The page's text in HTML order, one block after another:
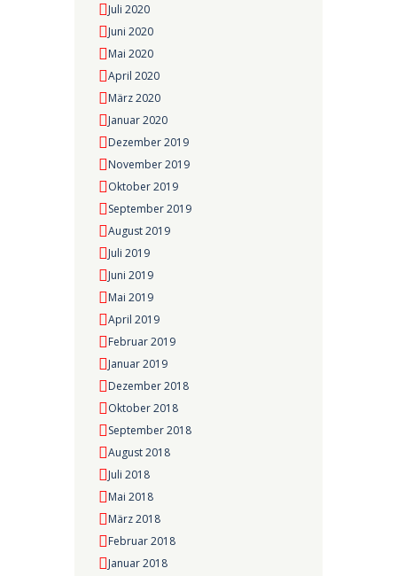
Juli 2020
Juni 2020
Mai 2020
April 2020
März 2020
Januar 2020
Dezember 2019
November 2019
Oktober 2019
September 2019
August 2019
Juli 2019
Juni 2019
Mai 2019
April 2019
Februar 2019
Januar 2019
Dezember 2018
Oktober 2018
September 2018
August 2018
Juli 2018
Mai 2018
März 2018
Februar 2018
Januar 2018